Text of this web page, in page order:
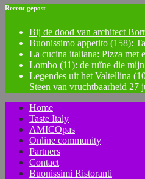
Recent gepost
Bij de dood van architect
Buonissimo appetito (158):
La cucina italiana: Pizza met
Lombo (11): de ruïne die
Legendes uit het Valtellina
Steen van vruchtbaarheid 27
Home
Taste Italy
AMICOpas
Online community
Partners
Contact
Buonissimi Ristoranti